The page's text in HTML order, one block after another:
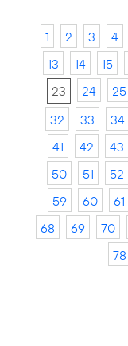
1 2 3 4
13
14 15
23
24 25
32
33 34
41
42 43
50
51 52
59
60 61
68
69 70
78